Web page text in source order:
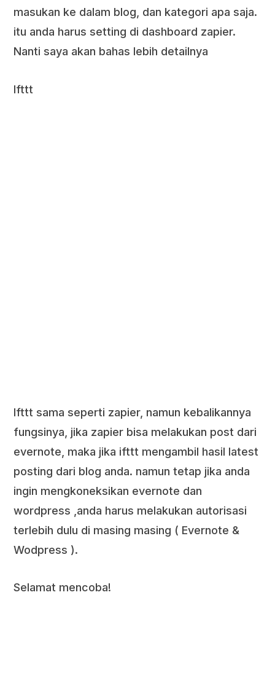
masukan ke dalam blog, dan kategori apa saja.
itu anda harus setting di dashboard zapier.
Nanti saya akan bahas lebih detailnya
Ifttt
Ifttt sama seperti zapier, namun kebalikannya
fungsinya, jika zapier bisa melakukan post dari
evernote, maka jika ifttt mengambil hasil latest
posting dari blog anda. namun tetap jika anda
ingin mengkoneksikan evernote dan
wordpress ,anda harus melakukan autorisasi
terlebih dulu di masing masing ( Evernote &
Wodpress ).
Selamat mencoba!